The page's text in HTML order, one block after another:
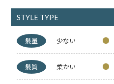
STYLE TYPE
髪量 少ない
髪質 柔かい